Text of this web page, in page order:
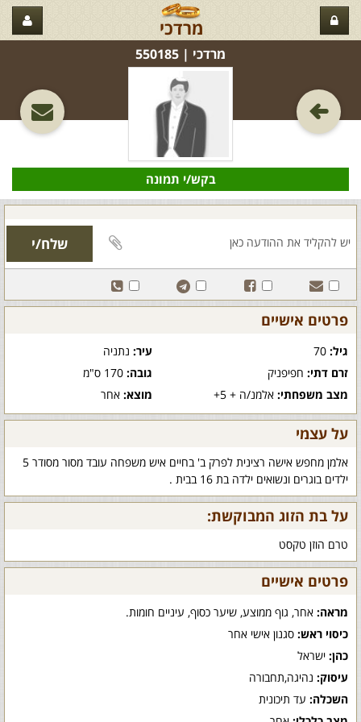
מרדכי
מרדכי‏ | 550185
בקש/י תמונה
פרטים אישיים
גיל: עיר:נתניה
זרם דתי: חפיפניק גובה:170 ס"מ
מצב משפחתי: אלמנ/ה + 5+ מוצא:אחר
על עצמי
אלמן מחפש אישה רצינית לפרק ב' בחיים איש משפחה עובד מסור מסודר 5
ילדים בוגרים ונשואים ילדה בת 16 בבית .
על בת הזוג המבוקשת:
טרם הוזן טקסט
פרטים אישיים
מראה: אחר, גוף ממוצע, שיער כסוף, עיניים חומות.
כיסוי ראש: סגנון אישי אחר
כהן: ישראל
עיסוק: נהיגה,תחבורה
השכלה: עד תיכונית